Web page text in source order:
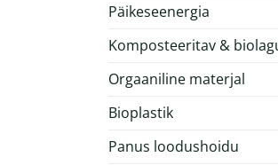
Päikeseenergia
Komposteeritav &
Orgaaniline materjal
Bioplastik
Panus loodushoidu